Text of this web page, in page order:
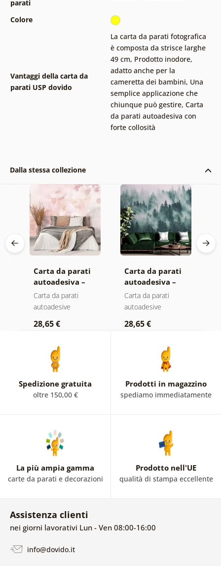
parati
Colore
Vantaggi della carta da
parati USP dovido
La carta da parati fotografica
è composta da strisce larghe
49 cm, Prodotto inodore,
adatto anche per la
cameretta dei bambini, Una
semplice applicazione che
chiunque può gestire, Carta
da parati autoadesiva con
forte collosità
Dalla stessa collezione
Carta da parati
autoadesiva –
Foglie con
sfumatura
Carta da parati
autoadesive
28,65 €
Carta da parati
autoadesiva –
Foresta nella
nebbia
Carta da parati
autoadesive
28,65 €
Spedizione gratuita
oltre 150,00 €
Prodotti in magazzino
spediamo immediatamente
La più ampia gamma
carte da parati e decorazioni
Prodotto nell'UE
qualità di stampa eccellente
Assistenza clienti
nei giorni lavorativi Lun - Ven 08:00-16:00
info@dovido.it